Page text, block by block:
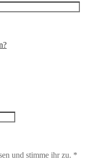
und stimme ihr zu. *